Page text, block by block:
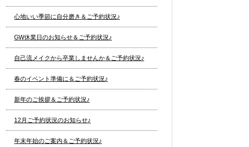
心地いい季節に自分磨き＆ご予約状況♪
GW休業日のお知らせ＆ご予約状況♪
自己流メイクから卒業しませんか＆ご予約状況♪
春のイベント準備に＆ご予約状況♪
新年のご挨拶＆ご予約状況♪
12月ご予約状況のお知らせ♪
年末年始のご案内＆ご予約状況♪